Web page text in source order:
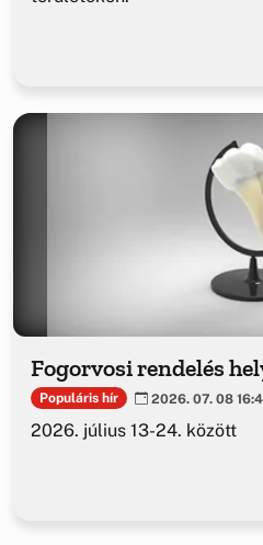
Fogorvosi rendelés
Populáris hír 2026. 07. 08
2026. július 13-24. között